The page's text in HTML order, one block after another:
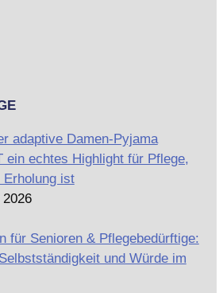
adaptive Damen-Pyjama
ein echtes Highlight für Pflege,
Erholung ist
für Senioren & Pflegebedürftige:
und Würde im